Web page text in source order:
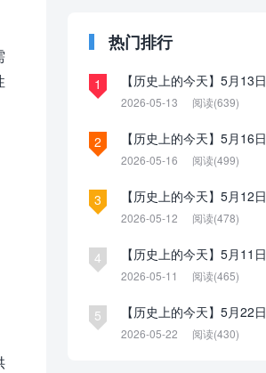
热门排行
1 【历史上的今天】5月13日
2026-05-13 阅读(639)
2 【历史上的今天】5月16日
2026-05-16 阅读(499)
3 【历史上的今天】5月12日
2026-05-12 阅读(478)
4 【历史上的今天】5月11日
2026-05-11 阅读(465)
5 【历史上的今天】5月22日
2026-05-22 阅读(430)